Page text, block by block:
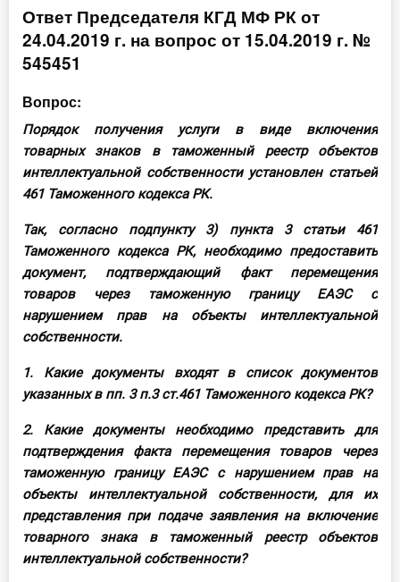
Инструменты
Вебинары
Справочник бухгалтера
Участник ВЭД
Практика ИП
Кадры. Труд. Зарплата.
Учет по отраслям
Юридический помощник
О Системе
Обучение
Тарифы
Тестирование для
бухгалтера
Ответ Председателя КГД МФ РК от
24.04.2019 г. на вопрос от 15.04.2019 г. №
545451
Вопрос:
Порядок получения услуги в виде включения
товарных знаков в таможенный реестр объектов
интеллектуальной собственности установлен статьей
461 Таможенного кодекса РК.
Так, согласно подпункту 3) пункта 3 статьи 461
Таможенного кодекса РК, необходимо предоставить
документ, подтверждающий факт перемещения
товаров через таможенную границу ЕАЭС с
нарушением прав на объекты интеллектуальной
собственности.
1. Какие документы входят в список документов
указанных в пп. 3 п.3 ст.461 Таможенного кодекса РК?
2. Какие документы необходимо представить для
подтверждения факта перемещения товаров через
таможенную границу ЕАЭС с нарушением прав на
объекты интеллектуальной собственности, для их
представления при подаче заявления на включение
товарного знака в таможенный реестр объектов
интеллектуальной собственности?